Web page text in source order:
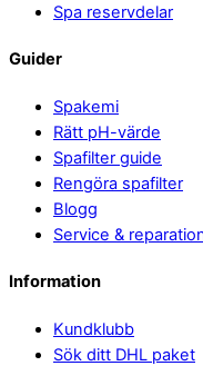
Spa reservdelar
Guider
Spakemi
Rätt pH-värde
Spafilter guide
Rengöra spafilter
Blogg
Service &
Information
Kundklubb
Sök ditt DHL paket